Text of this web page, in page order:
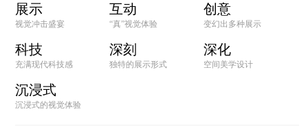
展示
视觉冲击盛宴
互动
“真”视觉体验
创意
变幻出多种展示
科技
充满现代科技感
深刻
独特的展示形式
深化
空间美学设计
沉浸式
沉浸式的视觉体验